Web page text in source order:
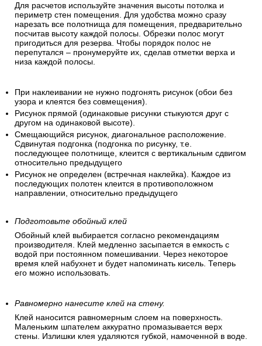
Для расчетов используйте значения высоты потолка и
периметр стен помещения. Для удобства можно сразу
нарезать все полотнища для помещения, предварительно
посчитав высоту каждой полосы. Обрезки полос могут
пригодиться для резерва. Чтобы порядок полос не
перепутался – пронумеруйте их, сделав отметки верха и
низа каждой полосы.
При наклеивании не нужно подгонять рисунок (обои без
узора и клеятся без совмещения).
Рисунок прямой (одинаковые рисунки стыкуются друг с
другом на одинаковой высоте).
Смещающийся рисунок, диагональное расположение.
Сдвинутая подгонка (подгонка по рисунку, т.е.
последующее полотнище, клеится с вертикальным сдвигом
относительно предыдущего
Рисунок не определен (встречная наклейка). Каждое из
последующих полотен клеится в противоположном
направлении, относительно предыдущего
Подготовьте обойный клей
Обойный клей выбирается согласно рекомендациям
производителя. Клей медленно засыпается в емкость с
водой при постоянном помешивании. Через некоторое
время клей набухнет и будет напоминать кисель. Теперь
его можно использовать.
Равномерно нанесите клей на стену.
Клей наносится равномерным слоем на поверхность.
Маленьким шпателем аккуратно промазывается верх
стены. Излишки клея удаляются губкой, намоченной в воде.